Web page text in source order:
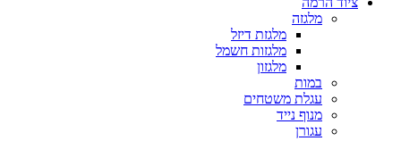
מלגזה
מלגזת דיזל
מלגזות חשמל
מלגזון
במות
עגלת משטחים
מנוף נייד
עגורן